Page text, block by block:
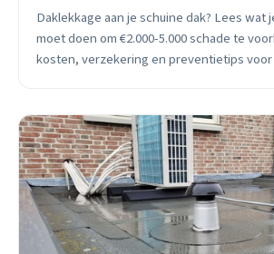
Daklekkage aan je schuine dak? Lees wat
moet doen om €2.000-5.000 schade te
kosten, verzekering en preventietips voor